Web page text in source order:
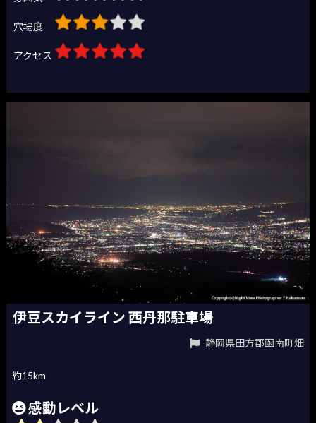
穴場度
アクセス
伊豆スカイライン 西丹那駐車場
静岡県田方郡函南町畑
約15km
感動レベル